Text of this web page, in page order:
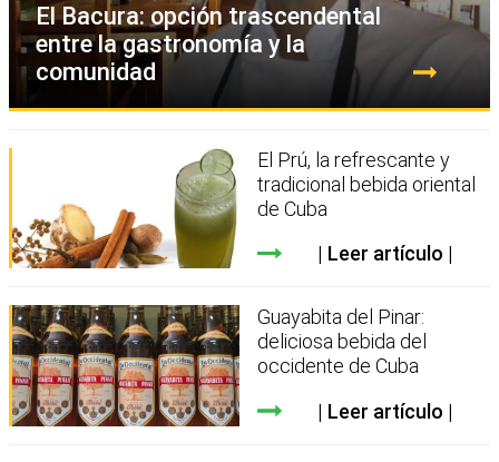
El Bacura: opción trascendental
entre la gastronomía y la
comunidad
El Prú, la refrescante y
tradicional bebida oriental
de Cuba
Leer artículo
Guayabita del Pinar:
deliciosa bebida del
occidente de Cuba
Leer artículo